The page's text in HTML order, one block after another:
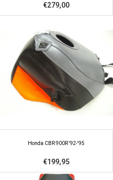
€279,00
Honda CBR 900R '92-'95
€199,95